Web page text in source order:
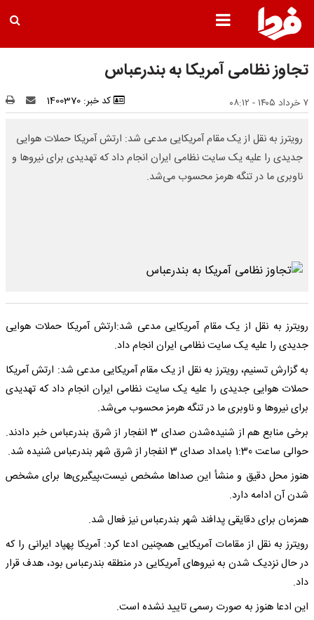
تجاوز نظامی آمریکا به بندرعباس
۷ خرداد ۱۴۰۵ - ۰۸:۱۲ کد خبر: 1400370
رویترز به نقل از یک مقام آمریکایی مدعی شد: ارتش آمریکا حملات هوایی
جدیدی را علیه یک سایت نظامی ایران انجام داد که تهدیدی برای نیروها و
ناوبری ما در تنگه هرمز محسوب می‌شد.
رویترز به نقل از یک مقام آمریکایی مدعی شد:ارتش آمریکا حملات هوایی
جدیدی را علیه یک سایت نظامی ایران انجام داد.
به گزارش تسنیم، رویترز به نقل از یک مقام آمریکایی مدعی شد: ارتش آمریکا
حملات هوایی جدیدی را علیه یک سایت نظامی ایران انجام داد که تهدیدی
برای نیروها و ناوبری ما در تنگه هرمز محسوب می‌شد.
برخی منابع هم از شنیده‌شدن صدای 3 انفجار از شرق بندرعباس خبر دادند.
حوالی ساعت 1:30 بامداد صدای 3 انفجار از شرق شهر بندرعباس شنیده شد.
هنوز محل دقیق و منشأ این صداها مشخص نیست،پیگیری‌ها برای مشخص
شدن آن ادامه دارد.
همزمان برای دقایقی پدافند شهر بندرعباس نیز فعال شد.
رویترز به نقل از مقامات آمریکایی همچنین ادعا کرد: آمریکا پهپاد ایرانی را که
در حال نزدیک شدن به نیروهای آمریکایی در منطقه بندرعباس بود، هدف قرار
داد.
این ادعا هنوز به صورت رسمی تایید نشده است.